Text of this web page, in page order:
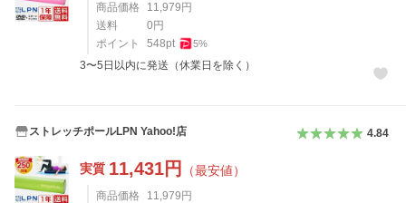
商品価格 11,979 円
送料
0 円
ポイント
548pt 5%
3〜5日以内に発送（休業日を除く）
ストレッチポールLPN Yahoo!店 4.84
実質 11,431円 （最安値）
商品価格 11,979 円